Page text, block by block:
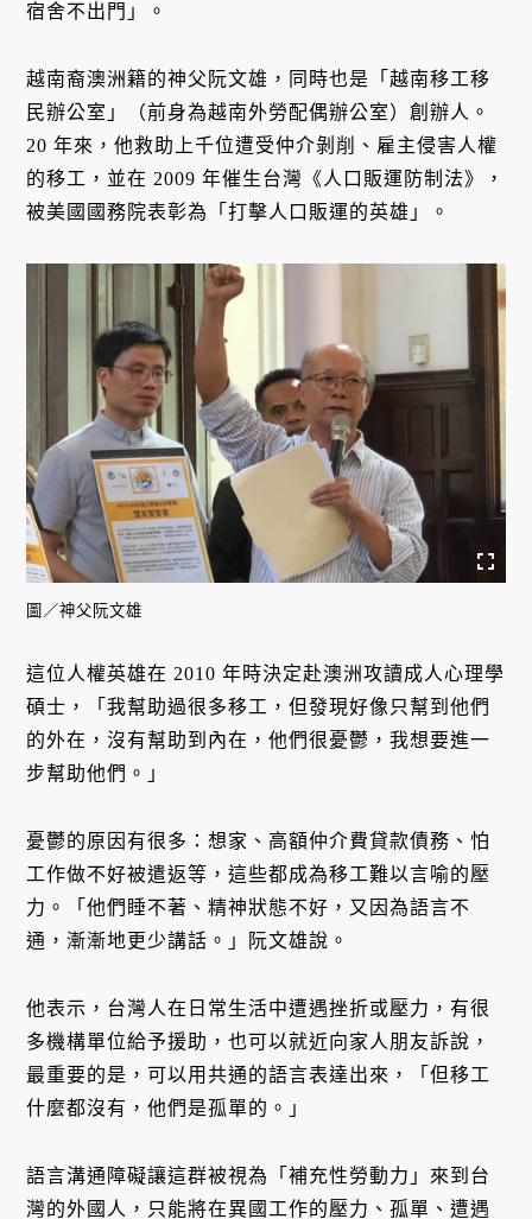
宿舍不出門」。
越南裔澳洲籍的神父阮文雄，同時也是「越南移工移
民辦公室」（前身為越南外勞配偶辦公室）創辦人。
20 年來，他救助上千位遭受仲介剝削、雇主侵害人權
的移工，並在 2009 年催生台灣《人口販運防制法》，
被美國國務院表彰為「打擊人口販運的英雄」。
圖／神父阮文雄
這位人權英雄在 2010 年時決定赴澳洲攻讀成人心理學
碩士，「我幫助過很多移工，但發現好像只幫到他們
的外在，沒有幫助到內在，他們很憂鬱，我想要進一
步幫助他們。」
憂鬱的原因有很多：想家、高額仲介費貸款債務、怕
工作做不好被遣返等，這些都成為移工難以言喻的壓
力。「他們睡不著、精神狀態不好，又因為語言不
通，漸漸地更少講話。」阮文雄說。
他表示，台灣人在日常生活中遭遇挫折或壓力，有很
多機構單位給予援助，也可以就近向家人朋友訴說，
最重要的是，可以用共通的語言表達出來，「但移工
什麼都沒有，他們是孤單的。」
語言溝通障礙讓這群被視為「補充性勞動力」來到台
灣的外國人，只能將在異國工作的壓力、孤單、遭遇